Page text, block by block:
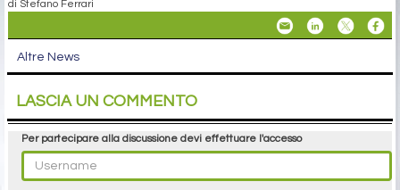
di Stefano Ferrari
Altre News
LASCIA UN COMMENTO
Per partecipare alla discussione devi effettuare l'accesso